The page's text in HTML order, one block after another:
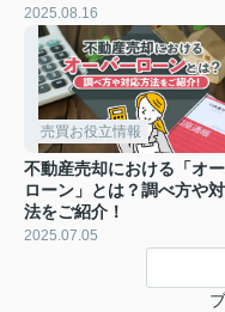
2025.08.16
売買お役立情報
不動産売却における「オ
ローン」とは？調べ方や
法をご紹介！
2025.07.05